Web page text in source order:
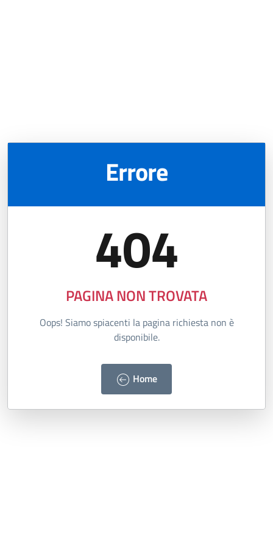
Errore
404
PAGINA NON TROVATA
Oops! Siamo spiacenti la pagina richiesta non è
disponibile.
Home